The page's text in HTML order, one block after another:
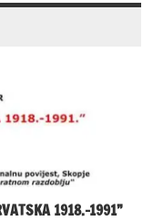
1918.-1991”